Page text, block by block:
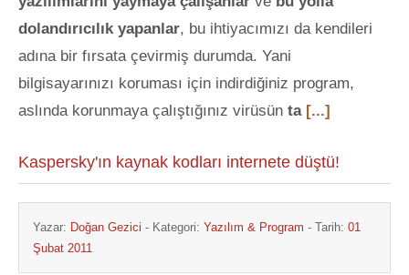
dolandırıcılık yapanlar, bu ihtiyacımızı da kendileri
adına bir fırsata çevirmiş durumda. Yani
bilgisayarınızı koruması için indirdiğiniz program,
aslında korunmaya çalıştığınız virüsün ta [...]
Kaspersky'ın kaynak kodları internete düştü!
Yazar: Doğan Gezici - Kategori: Yazılım & Program - Tarih: 01
Şubat 2011